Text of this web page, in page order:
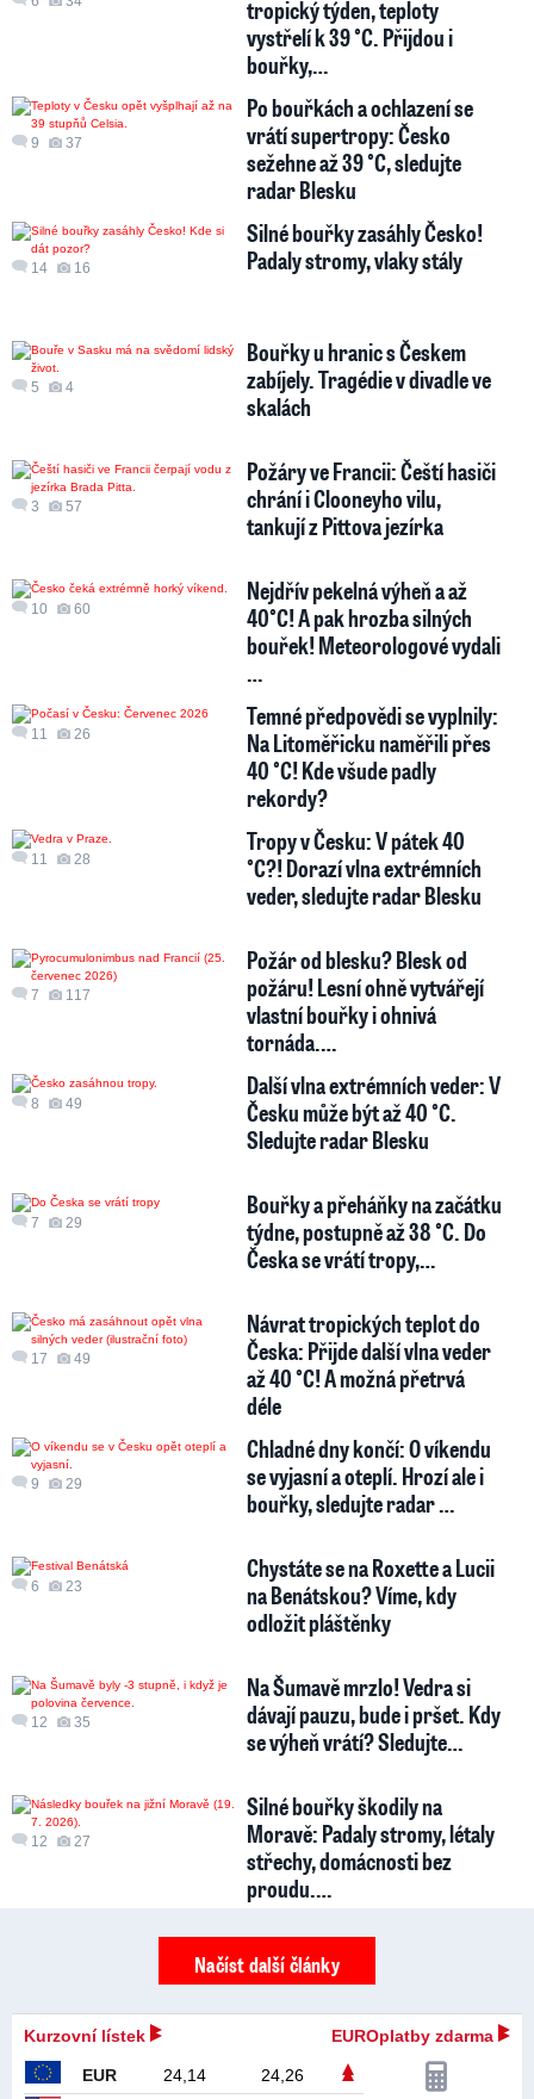
tropický týden, teploty
vystřelí k 39 °C. Přijdou i
bouřky,…
9 37
Po bouřkách a ochlazení se
vrátí supertropy: Česko
sežehne až 39 °C, sledujte
radar Blesku
14 16
Silné bouřky zasáhly Česko!
Padaly stromy, vlaky stály
5 4
Bouřky u hranic s Českem
zabíjely. Tragédie v divadle ve
skalách
3 57
Požáry ve Francii: Čeští hasiči
chrání i Clooneyho vilu,
tankují z Pittova jezírka
10 60
Nejdřív pekelná výheň a až
40°C! A pak hrozba silných
bouřek! Meteorologové vydali
…
11 26
Temné předpovědi se vyplnily:
Na Litoměřicku naměřili přes
40 °C! Kde všude padly
rekordy?
11 28
Tropy v Česku: V pátek 40
°C?! Dorazí vlna extrémních
veder, sledujte radar Blesku
7 117
Požár od blesku? Blesk od
požáru! Lesní ohně vytvářejí
vlastní bouřky i ohnivá
tornáda.…
8 49
Další vlna extrémních veder: V
Česku může být až 40 °C.
Sledujte radar Blesku
7 29
Bouřky a přeháňky na začátku
týdne, postupně až 38 °C. Do
Česka se vrátí tropy,…
17 49
Návrat tropických teplot do
Česka: Přijde další vlna veder
až 40 °C! A možná přetrvá
déle
9 29
Chladné dny končí: O víkendu
se vyjasní a oteplí. Hrozí ale i
bouřky, sledujte radar …
6 23
Chystáte se na Roxette a Lucii
na Benátskou? Víme, kdy
odložit pláštěnky
12 35
Na Šumavě mrzlo! Vedra si
dávají pauzu, bude i pršet. Kdy
se výheň vrátí? Sledujte…
12 27
Silné bouřky škodily na
Moravě: Padaly stromy, létaly
střechy, domácnosti bez
proudu.…
Načíst další články
Kurzovní lístek EUROplatby zdarma
EUR 24,14
24,26